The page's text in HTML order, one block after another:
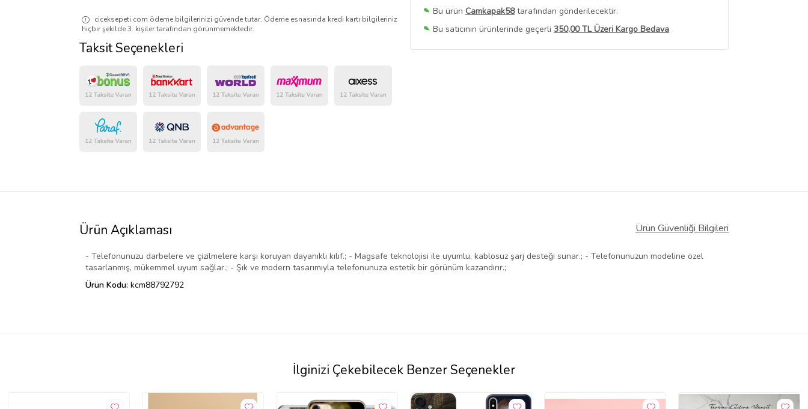
Bu ürün Camkapak58tarafından gönderilecektir.
Bu satıcının ürünlerinde geçerli 350,00 TL Üzeri Kargo Bedava
Bu SatıcınınTüm Ürünlerini Görüntüle
ciceksepeti.com ödeme bilgilerinizi güvende tutar. Ödeme esnasında kredi kartı bilgileriniz
hiçbir şekilde 3. kişiler tarafından görünmemektedir.
Taksit Seçenekleri
Ürün Açıklaması Ürün Güvenliği Bilgileri
- Telefonunuzu darbelere ve çizilmelere karşı koruyan dayanıklı kılıf.; - Magsafe teknolojisi ile uyumlu, kablosuz şarj desteği sunar.; - Telefonunuzun modeline özel
tasarlanmış, mükemmel uyum sağlar.; - Şık ve modern tasarımıyla telefonunuza estetik bir görünüm kazandırır.;
Ürün Kodu: kcm88792792
İlginizi Çekebilecek Benzer Seçenekler